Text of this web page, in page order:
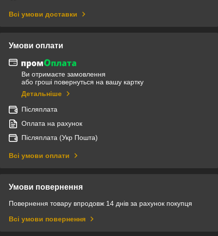
Всі умови доставки
Умови оплати
Ви отримаєте замовлення
або гроші повернуться на вашу картку
Детальніше
Післяплата
Оплата на рахунок
Післяплата (Укр Пошта)
Всі умови оплати
Умови повернення
Повернення товару впродовж 14 днів за рахунок покупця
Всі умови повернення